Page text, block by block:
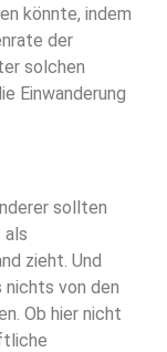
könnte, indem
der
solchen
Einwanderung
sollten
als
zieht. Und
nichts von den
Ob hier nicht